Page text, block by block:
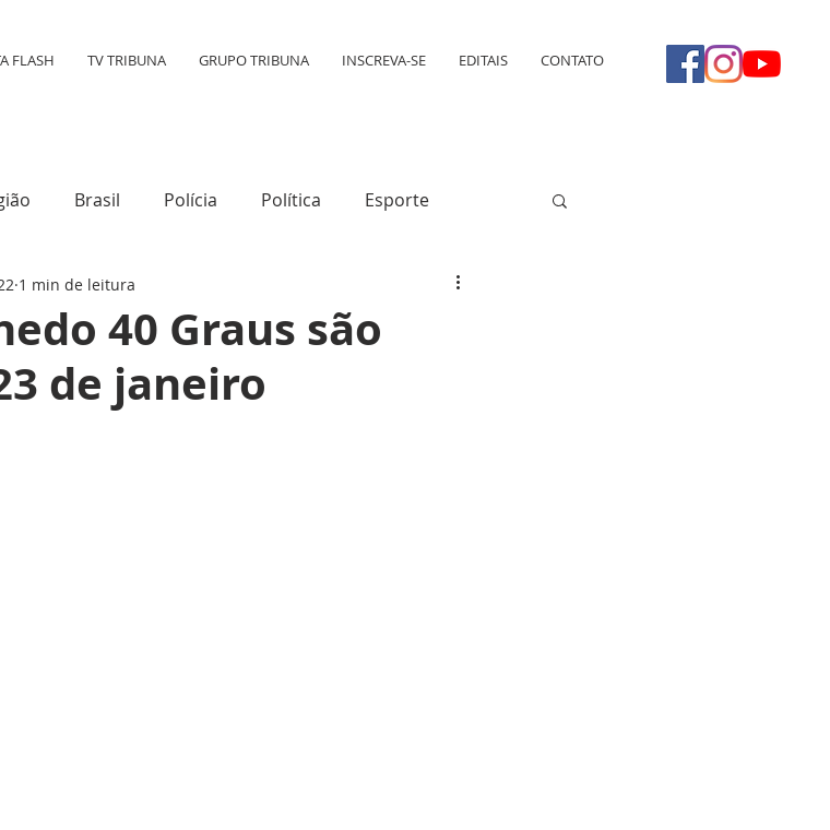
FLASH TV TRIBUNA GRUPO TRIBUNA INSCREVA-SE EDITAIS CONTATO
Brasil Polícia Política Esporte
Destaque
40 Graus são
de janeiro
1 min de leitura